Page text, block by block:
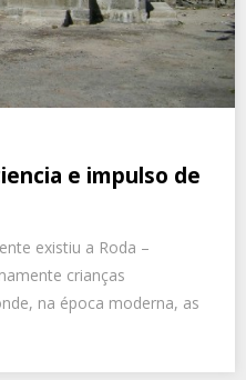
e impulso de
existiu a Roda –
crianças
na época moderna, as